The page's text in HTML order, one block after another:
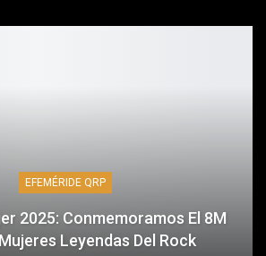
EFEMÉRIDE QRP
2025: Conmemoramos El 8M
Leyendas Del Rock